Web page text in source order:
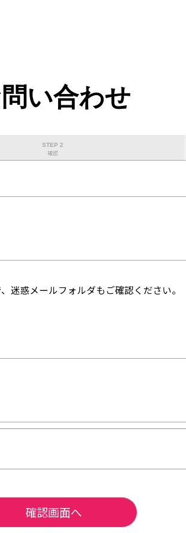
い合わせ
STEP 2
確認
迷惑メールフォルダもご確認ください。
確認画面へ